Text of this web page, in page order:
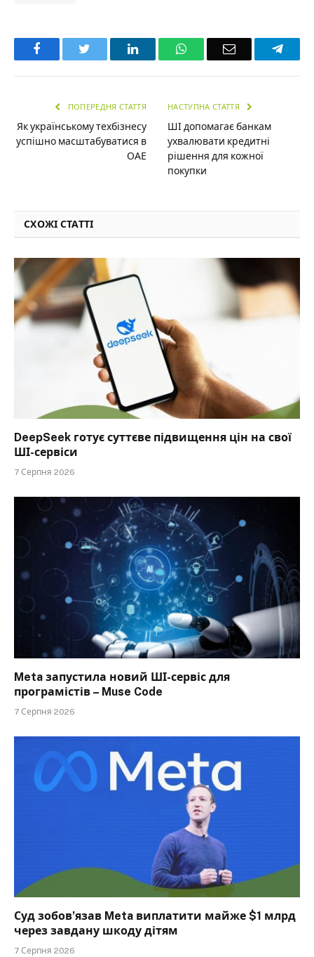
Facebook LinkedInWhatsAppEmail
ПОПЕРЕДНЯ СТАТТЯ
Як українському техбізнесу
успішно масштабуватися в
ОАЕ
НАСТУПНА СТАТТЯ
ШІ допомагає банкам
ухвалювати кредитні
рішення для кожної
покупки
СХОЖІ СТАТТІ
DeepSeek готує суттєве підвищення цін на свої
ШІ-сервіси
7 Серпня 2026
Meta запустила новий ШІ-сервіс для
програмістів – Muse Code
7 Серпня 2026
Суд зобов’язав Meta виплатити майже $1 млрд
через завдану шкоду дітям
7 Серпня 2026